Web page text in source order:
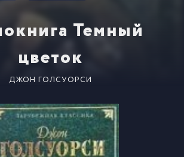
Темный
цветок
ДЖОН ГОЛСУОРСИ